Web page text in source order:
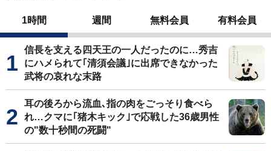
1時間 週間 無料会員 有料会員
信長を支える四天王の一人だったのに…秀吉
にハメられて｢清須会議｣に出席できなかった
武将の哀れな末路
耳の後ろから流血､指の肉をごっそり食べら
れ…クマに｢猪木キック｣で応戦した36歳男性
の"数十秒間の死闘"